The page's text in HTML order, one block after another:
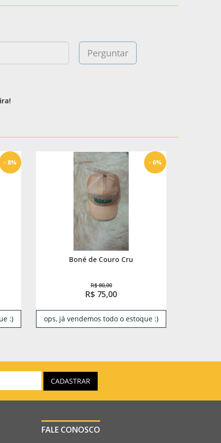
- 8%
:)
Boné de Couro Cru
R$ 80,00
R$ 75,00
- 6%
ops, já vendemos todo o estoque :)
FALE CONOSCO